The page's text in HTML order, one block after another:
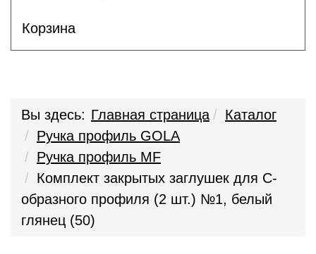
Корзина
Вы здесь: Главная страница
Каталог
Ручка профиль GOLA
Ручка профиль MF
Комплект закрытых заглушек для С-
образного профиля (2 шт.) №1, белый
глянец (50)